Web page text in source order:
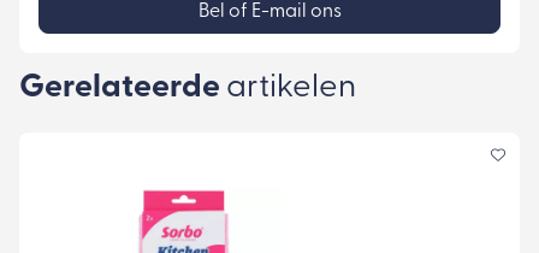
Bel of E-mail ons
Gerelateerde artikelen